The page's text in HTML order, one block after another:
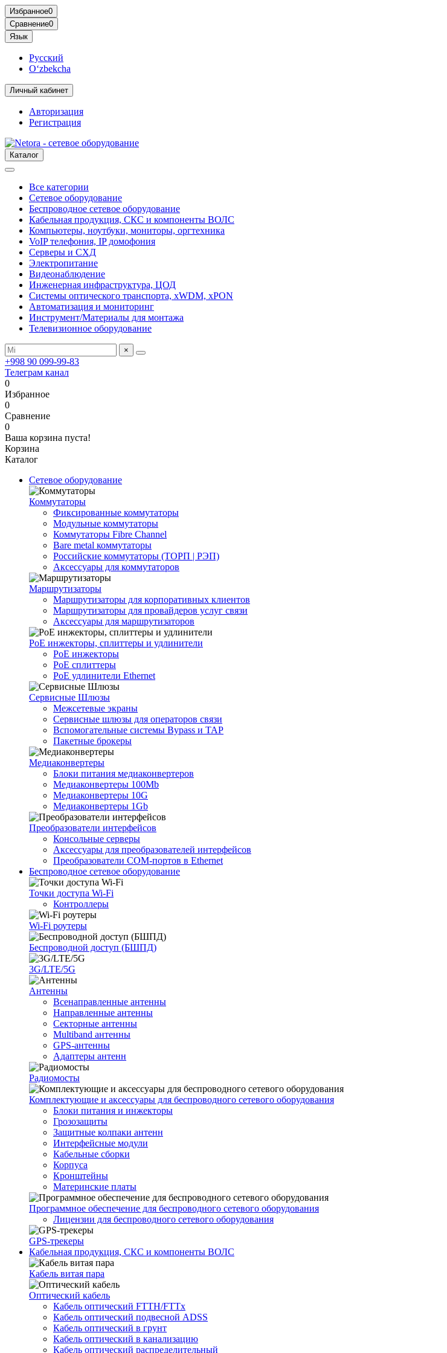
Избранное0
Сравнение0
Язык
Русский
O‘zbekcha
Личный кабинет
Авторизация
Регистрация
Каталог
Все категории
Сетевое оборудование
Беспроводное сетевое оборудование
Кабельная продукция, СКС и компоненты ВОЛС
Компьютеры, ноутбуки, мониторы, оргтехника
VoIP телефония, IP домофония
Серверы и СХД
Электропитание
Видеонаблюдение
Инженерная инфраструктура, ЦОД
Системы оптического транспорта, xWDM, xPON
Автоматизация и мониторинг
Инструмент/Материалы для монтажа
Телевизионное оборудование
×
+998 90 099-99-83
Телеграм канал
0
Избранное
0
Сравнение
0
Ваша корзина пуста!
Корзина
Каталог
Сетевое оборудование
Коммутаторы
Фиксированные коммутаторы
Модульные коммутаторы
Коммутаторы Fibre Channel
Bare metal коммутаторы
Российские коммутаторы (ТОРП | РЭП)
Аксессуары для коммутаторов
Маршрутизаторы
Маршрутизаторы для корпоративных клиентов
Маршрутизаторы для провайдеров услуг связи
Аксессуары для маршрутизаторов
PoE инжекторы, сплиттеры и удлинители
PoE инжекторы
PoE сплиттеры
PoE удлинители Ethernet
Сервисные Шлюзы
Межсетевые экраны
Сервисные шлюзы для операторов связи
Вспомогательные системы Bypass и TAP
Пакетные брокеры
Медиаконвертеры
Блоки питания медиаконвертеров
Медиаконвертеры 100Mb
Медиаконвертеры 10G
Медиаконвертеры 1Gb
Преобразователи интерфейсов
Консольные серверы
Аксессуары для преобразователей интерфейсов
Преобразователи COM-портов в Ethernet
Беспроводное сетевое оборудование
Точки доступа Wi-Fi
Контроллеры
Wi-Fi роутеры
Беспроводной доступ (БШПД)
3G/LTE/5G
Антенны
Всенаправленные антенны
Направленные антенны
Секторные антенны
Multiband антенны
GPS-антенны
Адаптеры антенн
Радиомосты
Комплектующие и аксессуары для беспроводного сетевого оборудования
Блоки питания и инжекторы
Грозозащиты
Защитные колпаки антенн
Интерфейсные модули
Кабельные сборки
Корпуса
Кронштейны
Материнские платы
Программное обеспечение для беспроводного сетевого оборудования
Лицензии для беспроводного сетевого оборудования
GPS-трекеры
Кабельная продукция, СКС и компоненты ВОЛС
Кабель витая пара
Оптический кабель
Кабель оптический FTTH/FTTx
Кабель оптический подвесной ADSS
Кабель оптический в грунт
Кабель оптический в канализацию
Кабель оптический распределительный